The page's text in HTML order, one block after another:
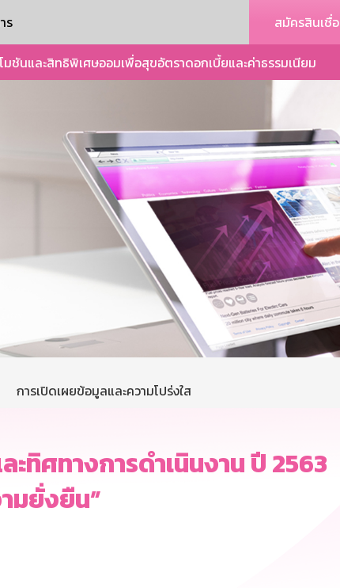
ร สมัครสินเชื่อ
มชันและสิทธิพิเศษออมเพื่อสุขอัตราดอกเบี้ยและค่าธรรมเนียม
การเปิดเผยข้อมูลและความโปร่งใส
ทิศทางการดำเนินงาน ปี 2563
มยั่งยืน”